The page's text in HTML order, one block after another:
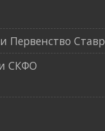
Первенство
СКФО